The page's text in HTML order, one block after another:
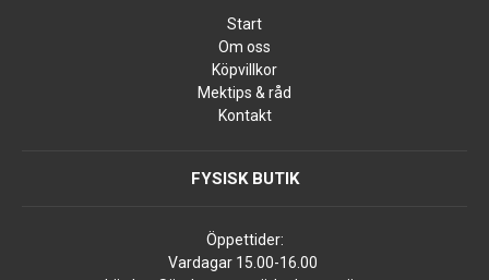
Start
Om oss
Köpvillkor
Mektips & råd
Kontakt
FYSISK BUTIK
Öppettider:
Vardagar 15.00-16.00